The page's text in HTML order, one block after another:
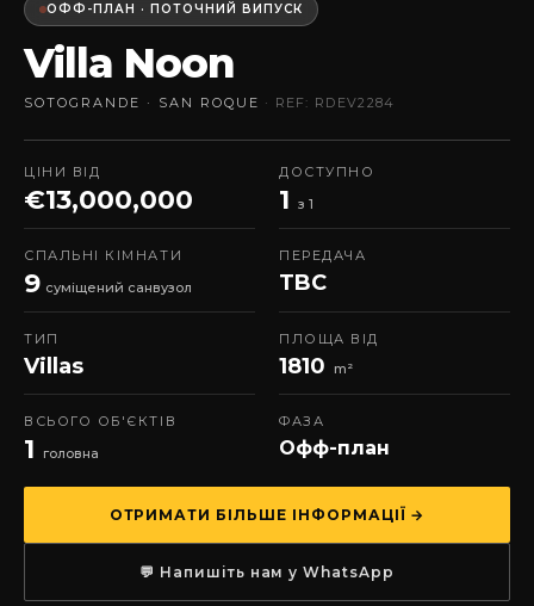
ОФФ-ПЛАН · ПОТОЧНИЙ ВИПУСК
Villa Noon
SOTOGRANDE · SAN ROQUE · REF: RDEV2284
ЦІНИ ВІД
€13,000,000
ДОСТУПНО
1 з 1
СПАЛЬНІ КІМНАТИ
9 суміщений санвузол
ПЕРЕДАЧА
TBC
ТИП
Villas
ПЛОЩА ВІД
1810 m²
ВСЬОГО ОБ'ЄКТІВ
1 головна
ФАЗА
Офф-план
ОТРИМАТИ БІЛЬШЕ ІНФОРМАЦІЇ →
💬 Напишіть нам у WhatsApp